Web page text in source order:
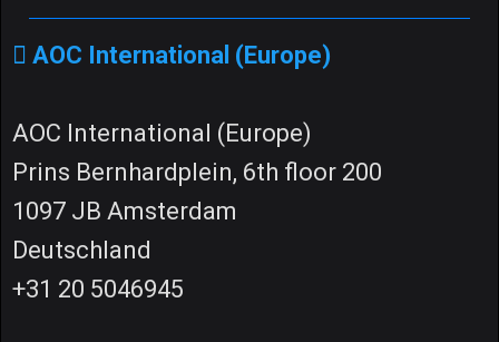
AOC International (Europe)
AOC International (Europe)
Prins Bernhardplein, 6th floor 200
1097 JB Amsterdam
Deutschland
+31 20 5046945